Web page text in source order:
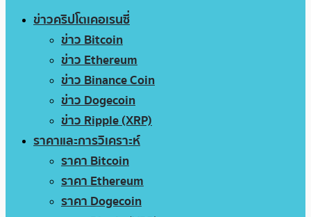
ข่าวคริปโตเคอเรนซี่
ข่าว Bitcoin
ข่าว Ethereum
ข่าว Binance Coin
ข่าว Dogecoin
ข่าว Ripple (XRP)
ราคาและการวิเคราะห์
ราคา Bitcoin
ราคา Ethereum
ราคา Dogecoin